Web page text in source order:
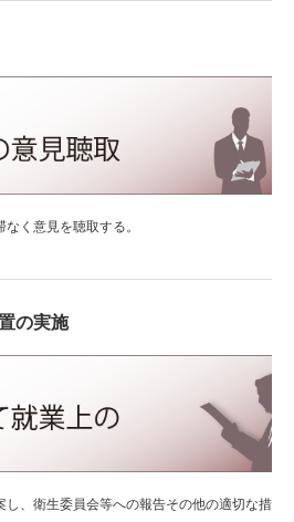
く意見を聴取する。
の実施
し、衛生委員会等への報告その他の適切な措